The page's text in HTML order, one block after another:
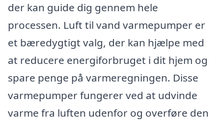
der kan guide dig gennem hele
processen. Luft til vand varmepumper er
et bæredygtigt valg, der kan hjælpe med
at reducere energiforbruget i dit hjem og
spare penge på varmeregningen. Disse
varmepumper fungerer ved at udvinde
varme fra luften udenfor og overføre den